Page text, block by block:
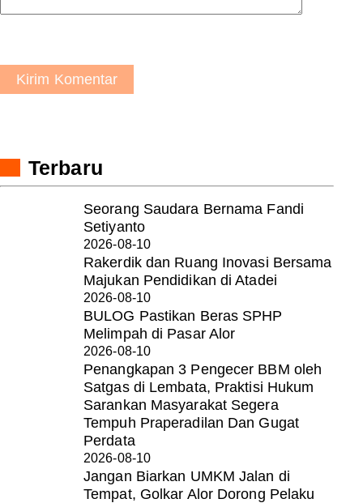
Kirim Komentar
Terbaru
Seorang Saudara Bernama Fandi
Setiyanto
2026-08-10
Rakerdik dan Ruang Inovasi Bersama
Majukan Pendidikan di Atadei
2026-08-10
BULOG Pastikan Beras SPHP
Melimpah di Pasar Alor
2026-08-10
Penangkapan 3 Pengecer BBM oleh
Satgas di Lembata, Praktisi Hukum
Sarankan Masyarakat Segera
Tempuh Praperadilan Dan Gugat
Perdata
2026-08-10
Jangan Biarkan UMKM Jalan di
Tempat, Golkar Alor Dorong Pelaku